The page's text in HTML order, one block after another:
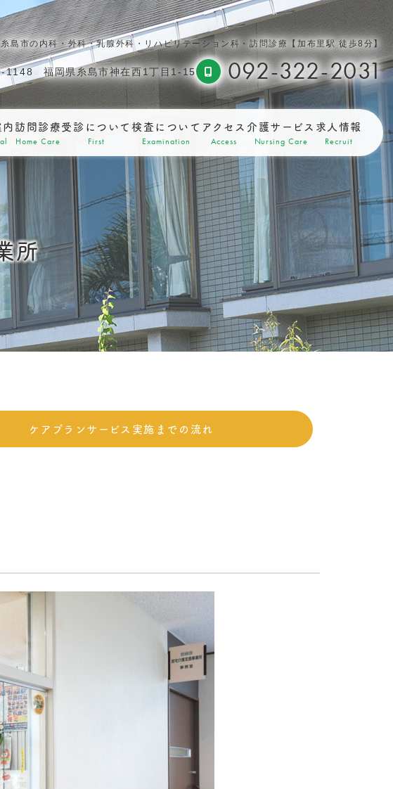
島市の内科・外科・乳腺外科・リハビリテーション科・訪問診療【加布里駅 徒歩8分】
1148 福岡県糸島市神在西1丁目1-15 092-322-2031
訪問診療
Home Care
受診について
First
検査について
Examination
アクセス
Access
介護サービス
Nursing Care
求人情報
Recruit
所
ケアプランサービス実施までの流れ